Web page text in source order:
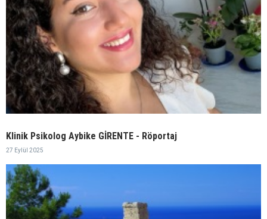
Klinik Psikolog Aybike GİRENTE - Röportaj
27 Eylül 2025